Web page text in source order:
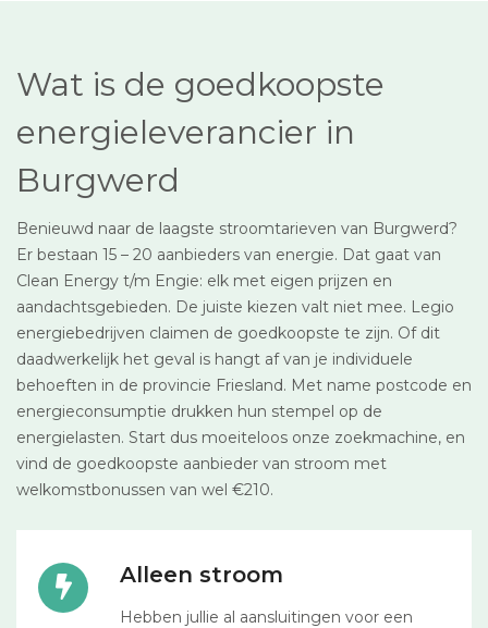
Wat is de goedkoopste
energieleverancier in
Burgwerd
Benieuwd naar de laagste stroomtarieven van Burgwerd?
Er bestaan 15 – 20 aanbieders van energie. Dat gaat van
Clean Energy t/m Engie: elk met eigen prijzen en
aandachtsgebieden. De juiste kiezen valt niet mee. Legio
energiebedrijven claimen de goedkoopste te zijn. Of dit
daadwerkelijk het geval is hangt af van je individuele
behoeften in de provincie Friesland. Met name postcode en
energieconsumptie drukken hun stempel op de
energielasten. Start dus moeiteloos onze zoekmachine, en
vind de goedkoopste aanbieder van stroom met
welkomstbonussen van wel €210.
Alleen stroom
Hebben jullie al aansluitingen voor een